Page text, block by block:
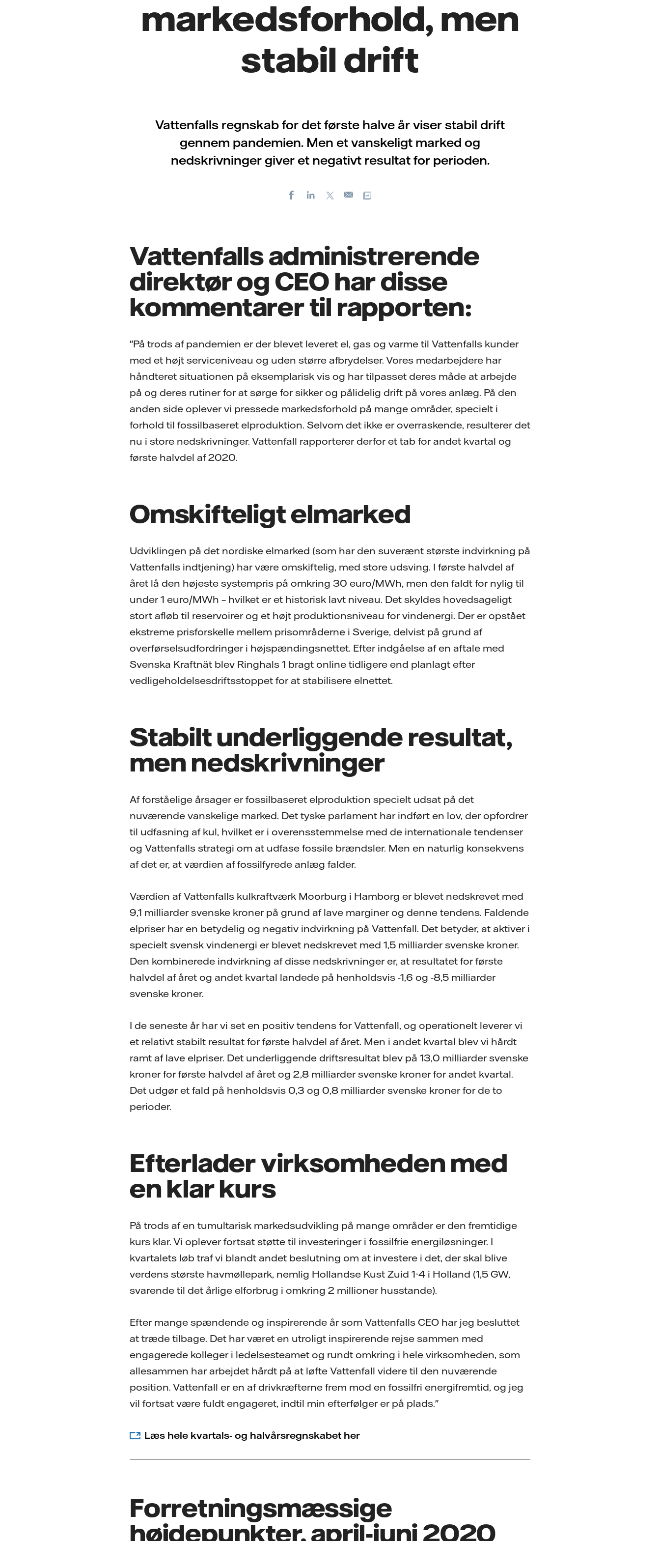
markedsforhold, men
stabil drift
Vattenfalls regnskab for det første halve år viser stabil drift
gennem pandemien. Men et vanskeligt marked og
nedskrivninger giver et negativt resultat for perioden.
FacebookLinkedIn
X
E-
Vattenfalls administrerende
direktør og CEO har disse
kommentarer til rapporten:
"På trods af pandemien er der blevet leveret el, gas og varme til Vattenfalls kunder
med et højt serviceniveau og uden større afbrydelser. Vores medarbejdere har
håndteret situationen på eksemplarisk vis og har tilpasset deres måde at arbejde
på og deres rutiner for at sørge for sikker og pålidelig drift på vores anlæg. På den
anden side oplever vi pressede markedsforhold på mange områder, specielt i
forhold til fossilbaseret elproduktion. Selvom det ikke er overraskende, resulterer det
nu i store nedskrivninger. Vattenfall rapporterer derfor et tab for andet kvartal og
første halvdel af 2020.
Omskifteligt elmarked
Udviklingen på det nordiske elmarked (som har den suverænt største indvirkning på
Vattenfalls indtjening) har være omskiftelig, med store udsving. I første halvdel af
året lå den højeste systempris på omkring 30 euro/MWh, men den faldt for nylig til
under 1 euro/MWh – hvilket er et historisk lavt niveau. Det skyldes hovedsageligt
stort afløb til reservoirer og et højt produktionsniveau for vindenergi. Der er opstået
ekstreme prisforskelle mellem prisområderne i Sverige, delvist på grund af
overførselsudfordringer i højspændingsnettet. Efter indgåelse af en aftale med
Svenska Kraftnät blev Ringhals 1 bragt online tidligere end planlagt efter
vedligeholdelsesdriftsstoppet for at stabilisere elnettet.
Stabilt underliggende resultat,
men nedskrivninger
Af forståelige årsager er fossilbaseret elproduktion specielt udsat på det
nuværende vanskelige marked. Det tyske parlament har indført en lov, der opfordrer
til udfasning af kul, hvilket er i overensstemmelse med de internationale tendenser
og Vattenfalls strategi om at udfase fossile brændsler. Men en naturlig konsekvens
af det er, at værdien af fossilfyrede anlæg falder.
Værdien af Vattenfalls kulkraftværk Moorburg i Hamborg er blevet nedskrevet med
9,1 milliarder svenske kroner på grund af lave marginer og denne tendens. Faldende
elpriser har en betydelig og negativ indvirkning på Vattenfall. Det betyder, at aktiver i
specielt svensk vindenergi er blevet nedskrevet med 1,5 milliarder svenske kroner.
Den kombinerede indvirkning af disse nedskrivninger er, at resultatet for første
halvdel af året og andet kvartal landede på henholdsvis -1,6 og -8,5 milliarder
svenske kroner.
I de seneste år har vi set en positiv tendens for Vattenfall, og operationelt leverer vi
et relativt stabilt resultat for første halvdel af året. Men i andet kvartal blev vi hårdt
ramt af lave elpriser. Det underliggende driftsresultat blev på 13,0 milliarder svenske
kroner for første halvdel af året og 2,8 milliarder svenske kroner for andet kvartal.
Det udgør et fald på henholdsvis 0,3 og 0,8 milliarder svenske kroner for de to
perioder.
Efterlader virksomheden med
en klar kurs
På trods af en tumultarisk markedsudvikling på mange områder er den fremtidige
kurs klar. Vi oplever fortsat støtte til investeringer i fossilfrie energiløsninger. I
kvartalets løb traf vi blandt andet beslutning om at investere i det, der skal blive
verdens største havmøllepark, nemlig Hollandse Kust Zuid 1-4 i Holland (1,5 GW,
svarende til det årlige elforbrug i omkring 2 millioner husstande).
Efter mange spændende og inspirerende år som Vattenfalls CEO har jeg besluttet
at træde tilbage. Det har været en utroligt inspirerende rejse sammen med
engagerede kolleger i ledelsesteamet og rundt omkring i hele virksomheden, som
allesammen har arbejdet hårdt på at løfte Vattenfall videre til den nuværende
position. Vattenfall er en af drivkræfterne frem mod en fossilfri energifremtid, og jeg
vil fortsat være fuldt engageret, indtil min efterfølger er på plads."
Læs hele kvartals- og halvårsregnskabet her
Forretningsmæssige
højdepunkter, april-juni 2020